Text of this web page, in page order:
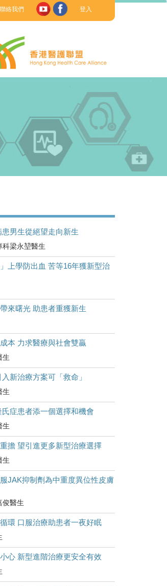
聯絡我們 登入
男生從絕望走向新生
科梁永堃醫生
上學防出血 苦等16年獲新型治
來曙光 助患者重獲新生
本 力求醫療與社會雙贏
生
新治療方案可「救命」
生
症患者添一個選擇和機會
生
擔 望引進更多新型治療選擇
生
JAK抑制劑為中重度異位性皮膚
俊醫生
環 口服治療助患者一夜好眠
心 新型進階治療更安全有效